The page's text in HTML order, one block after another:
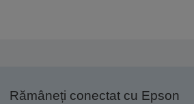
Rămâneți conectat cu Epson